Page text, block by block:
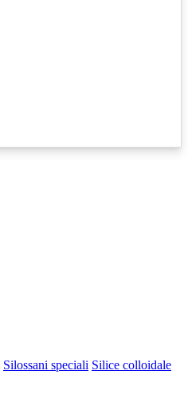
Silossani speciali Silice colloidale